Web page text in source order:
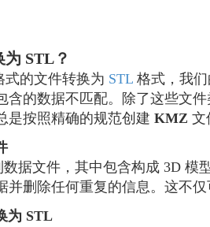
STL？
式的文件转换为 STL 格式，我
含的数据不匹配。除了这些文
是按照精确的规范创建 KMZ 文
据文件，其中包含构成 3D 模
并删除任何重复的信息。这不
为 STL